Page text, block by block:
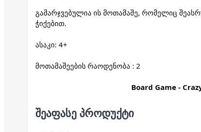
გამარჯვებულია ის მოთამაშე, რომელიც
ჭიქებით.
ასაკი: 4+
მოთამაშეების რაოდენობა : 2
Board Game -
ᲨᲔᲐᲤᲐᲡᲔ ᲞᲠᲝᲓᲣᲥᲢᲘ